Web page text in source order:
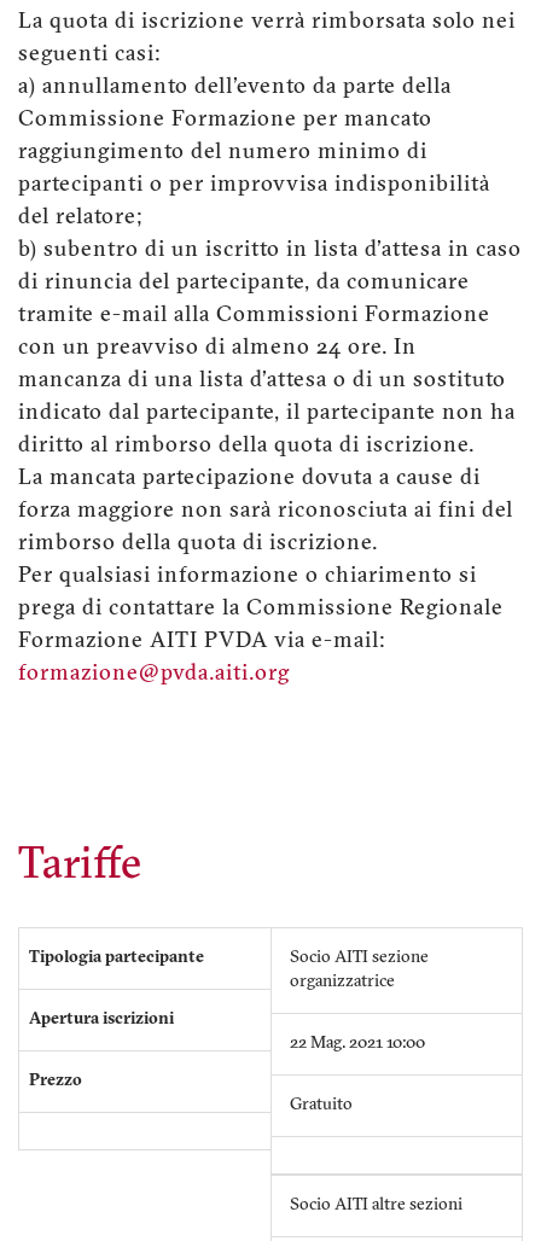
La quota di iscrizione verrà rimborsata solo nei
seguenti casi:
a) annullamento dell'evento da parte della
Commissione Formazione per mancato
raggiungimento del numero minimo di
partecipanti o per improvvisa indisponibilità
del relatore;
b) subentro di un iscritto in lista d'attesa in caso
di rinuncia del partecipante, da comunicare
tramite e-mail alla Commissioni Formazione
con un preavviso di almeno 24 ore. In
mancanza di una lista d'attesa o di un sostituto
indicato dal partecipante, il partecipante non ha
diritto al rimborso della quota di iscrizione.
La mancata partecipazione dovuta a cause di
forza maggiore non sarà riconosciuta ai fini del
rimborso della quota di iscrizione.
Per qualsiasi informazione o chiarimento si
prega di contattare la Commissione Regionale
Formazione AITI PVDA via e-mail:
formazione@pvda.aiti.org
Tariffe
Tipologia partecipante
Apertura iscrizioni
Prezzo
Socio AITI sezione
organizzatrice
22 Mag. 2021 10:00
Gratuito
Socio AITI altre sezioni